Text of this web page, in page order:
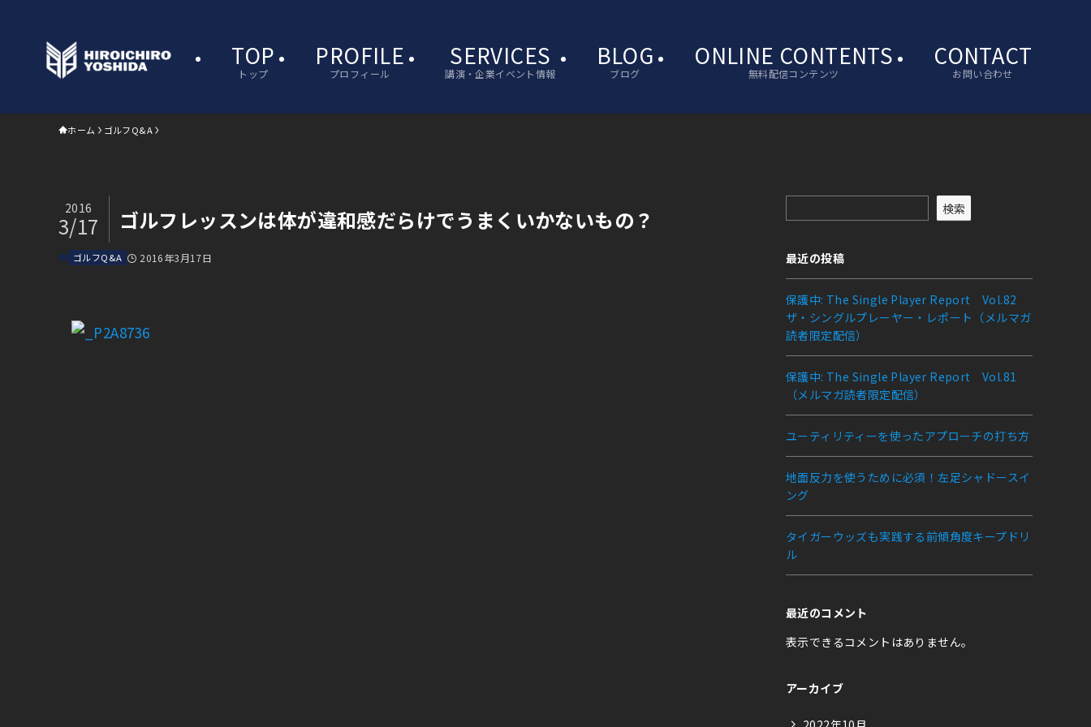
TOP
トップ
PROFILE
プロフィール
SERVICES
講演・企業イベント情報
BLOG
ブログ
ONLINE CONTENTS
無料配信コンテンツ
CONTACT
お問い合わせ
ホーム ゴルフQ&A
ゴルフレッスンは体が違和感だらけでうまくいかないもの？
2016
3/17
ゴルフQ&A 2016年3月17日
検索
最近の投稿
保護中: The Single Player Report Vol.82
ザ・シングルプレーヤー・レポート（メルマガ
読者限定配信）
保護中: The Single Player Report Vol.81
（メルマガ読者限定配信）
ユーティリティーを使ったアプローチの打ち方
地面反力を使うために必須！左足シャドースイ
ング
タイガーウッズも実践する前傾角度キープドリ
ル
最近のコメント
表示できるコメントはありません。
アーカイブ